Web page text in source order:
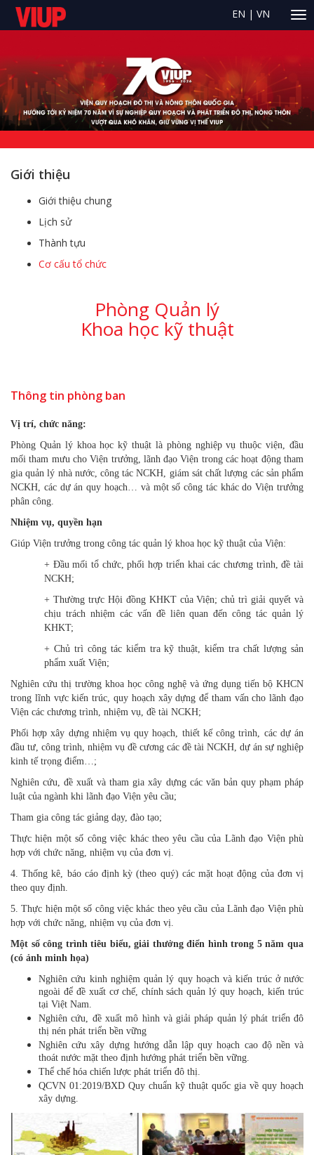
EN | VN
Giới thiệu
Giới thiệu chung
Lịch sử
Thành tựu
Cơ cấu tổ chức
Phòng Quản lý
Khoa học kỹ thuật
Thông tin phòng ban
Vị trí, chức năng:
Phòng Quản lý khoa học kỹ thuật là phòng nghiệp vụ thuộc viện, đầu
mối tham mưu cho Viện trưởng, lãnh đạo Viện trong các hoạt động tham
gia quản lý nhà nước, công tác NCKH, giám sát chất lượng các sản phẩm
NCKH, các dự án quy hoạch… và một số công tác khác do Viện trưởng
phân công.
Nhiệm vụ, quyền hạn
Giúp Viện trưởng trong công tác quản lý khoa học kỹ thuật của Viện:
+ Đầu mối tổ chức, phối hợp triển khai các chương trình, đề tài
NCKH;
+ Thường trực Hội đồng KHKT của Viện; chủ trì giải quyết và
chịu trách nhiệm các vấn đề liên quan đến công tác quản lý
KHKT;
+ Chủ trì công tác kiểm tra kỹ thuật, kiểm tra chất lượng sản
phẩm xuất Viện;
Nghiên cứu thị trường khoa học công nghệ và ứng dụng tiến bộ KHCN
trong lĩnh vực kiến trúc, quy hoạch xây dựng để tham vấn cho lãnh đạo
Viện các chương trình, nhiệm vụ, đề tài NCKH;
Phối hợp xây dựng nhiệm vụ quy hoạch, thiết kế công trình, các dự án
đầu tư, công trình, nhiệm vụ đề cương các đề tài NCKH, dự án sự nghiệp
kinh tế trọng điểm…;
Nghiên cứu, đề xuất và tham gia xây dựng các văn bản quy phạm pháp
luật của ngành khi lãnh đạo Viện yêu cầu;
Tham gia công tác giảng dạy, đào tạo;
Thực hiện một số công việc khác theo yêu cầu của Lãnh đạo Viện phù
hợp với chức năng, nhiệm vụ của đơn vị.
4. Thống kê, báo cáo định kỳ (theo quý) các mặt hoạt động của đơn vị
theo quy định.
5. Thực hiện một số công việc khác theo yêu cầu của Lãnh đạo Viện phù
hợp với chức năng, nhiệm vụ của đơn vị.
Một số công trình tiêu biểu, giải thưởng điển hình trong 5 năm qua
(có ảnh minh họa)
Nghiên cứu kinh nghiệm quản lý quy hoạch và kiến trúc ở nước
ngoài để đề xuất cơ chế, chính sách quản lý quy hoạch, kiến trúc
tại Việt Nam.
Nghiên cứu, đề xuất mô hình và giải pháp quản lý phát triển đô
thị nén phát triển bền vững
Nghiên cứu xây dựng hướng dẫn lập quy hoạch cao độ nền và
thoát nước mặt theo định hướng phát triển bền vững.
Thể chế hóa chiến lược phát triển đô thị.
QCVN 01:2019/BXD Quy chuẩn kỹ thuật quốc gia về quy hoạch
xây dựng.